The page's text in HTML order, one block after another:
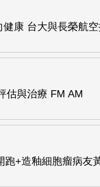
康 台大與長榮航
估與治療 FM AM
跑+造釉細胞瘤病友